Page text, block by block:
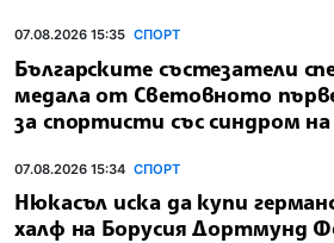
07.08.2026 15:35 СПОРТ
Българските състезатели
медала от Световното
за спортисти със синдром
07.08.2026 15:34 СПОРТ
Нюкасъл иска да купи
халф на Борусия Дортмунд